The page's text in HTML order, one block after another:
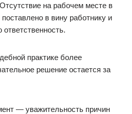
на рабочем месте в
в вину работнику и
практике более
решение остается за
— уважительность причин